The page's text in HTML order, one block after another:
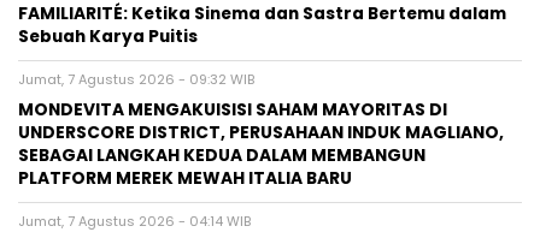
FAMILIARITÉ: Ketika Sinema dan Sastra Bertemu dalam
Sebuah Karya Puitis
Jumat, 7 Agustus 2026 - 09:32 WIB
MONDEVITA MENGAKUISISI SAHAM MAYORITAS DI
UNDERSCORE DISTRICT, PERUSAHAAN INDUK MAGLIANO,
SEBAGAI LANGKAH KEDUA DALAM MEMBANGUN
PLATFORM MEREK MEWAH ITALIA BARU
Jumat, 7 Agustus 2026 - 04:14 WIB